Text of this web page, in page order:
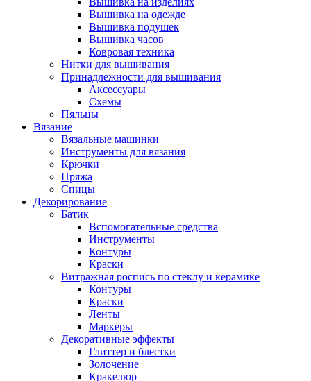
Вышивка на одежде
Вышивка подушек
Вышивка часов
Ковровая техника
Нитки для вышивания
Принадлежности для вышивания
Аксессуары
Схемы
Пяльцы
Вязание
Вязальные машинки
Инструменты для вязания
Крючки
Пряжа
Спицы
Декорирование
Батик
Вспомогательные средства
Инструменты
Контуры
Краски
Витражная роспись по стеклу и керамике
Контуры
Краски
Ленты
Маркеры
Декоративные эффекты
Глиттер и блестки
Золочение
Кракелюр